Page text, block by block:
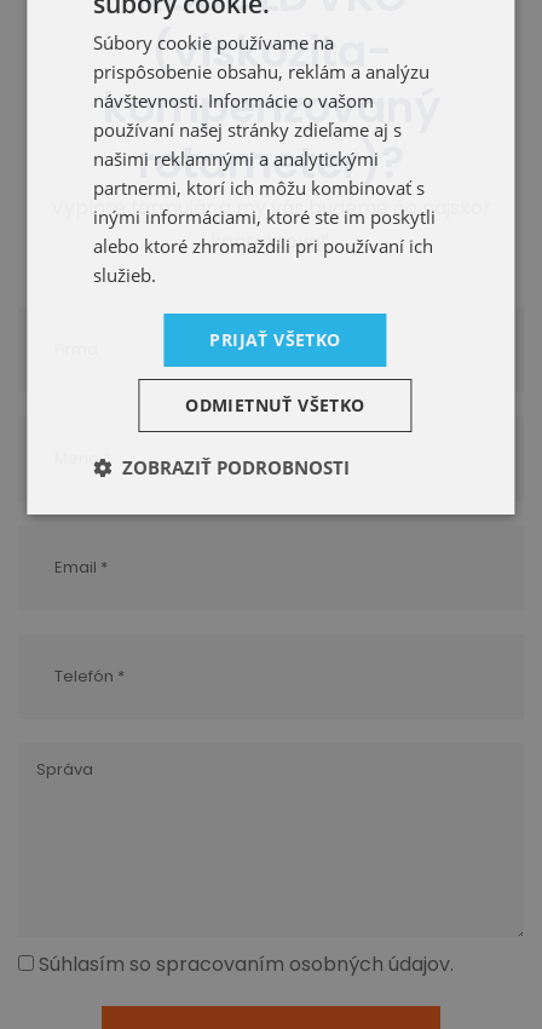
(viskozita-
kompenzovaný
rotameter)?
Vyplňte formulár a my vás budeme čo najskôr
kontaktovať.
Súhlasím so spracovaním osobných údajov.
Súbory cookie používame na
prispôsobenie obsahu, reklám a analýzu
návštevnosti. Informácie o vašom
používaní našej stránky zdieľame aj s
našimi reklamnými a analytickými
partnermi, ktorí ich môžu kombinovať s
inými informáciami, ktoré ste im poskytli
alebo ktoré zhromaždili pri používaní ich
služieb.
PRIJAŤ VŠETKO
ODMIETNUŤ VŠETKO
ZOBRAZIŤ PODROBNOSTI